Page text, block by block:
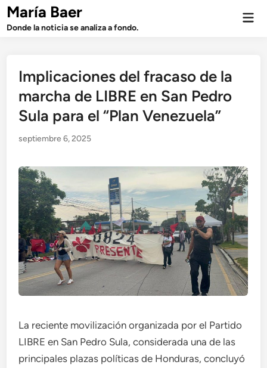
Saltar
contenido
María Baer
Donde la noticia se analiza a fondo.
Implicaciones del fracaso de la
marcha de LIBRE en San Pedro
Sula para el “Plan Venezuela”
septiembre 6, 2025
La reciente movilización organizada por el Partido
LIBRE en San Pedro Sula, considerada una de las
principales plazas políticas de Honduras, concluyó